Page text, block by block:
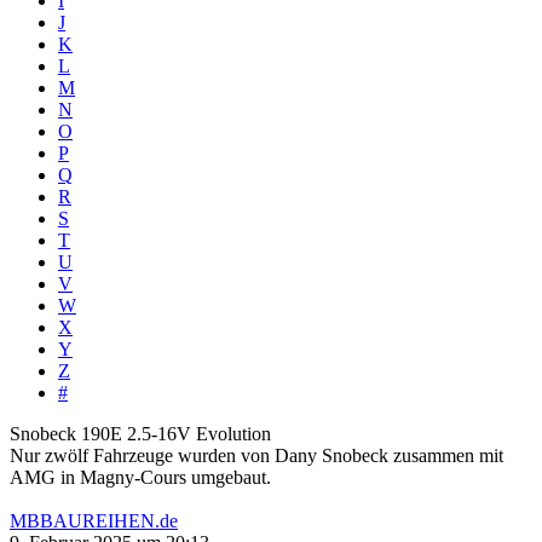
J
K
L
M
N
O
P
Q
R
S
T
U
V
W
X
Y
Z
#
Snobeck 190E 2.5-16V Evolution
Nur zwölf Fahrzeuge wurden von Dany Snobeck zusammen mit
AMG in Magny-Cours umgebaut.
MBBAUREIHEN.de